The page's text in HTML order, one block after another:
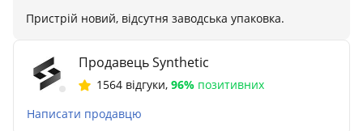
Пристрій новий, відсутня заводська упаковка.
Продавець Synthetic
1564 відгуки, 96% позитивних
Написати продавцю